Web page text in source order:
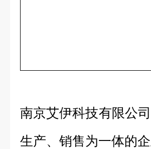
南京艾伊科技有限公
生产、销售为一体的企